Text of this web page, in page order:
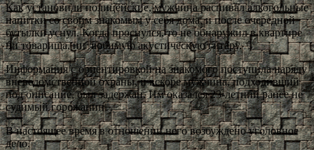
Как установили полицейские, мужчина распивал алкогольные
напитки со своим знакомым у себя дома, и после очередной
бутылки уснул. Когда проснулся, то не обнаружил в квартире
ни товарища, ни любимую акустическую гитару.
Информация с ориентировкой на знакомого поступила наряду
вневедомственной охраны, и вскоре мужчина, подходивший
под описание, был задержан. Им оказался 23-летний ранее не
судимый горожанин.
В настоящее время в отношении него возбуждено уголовное
дело.